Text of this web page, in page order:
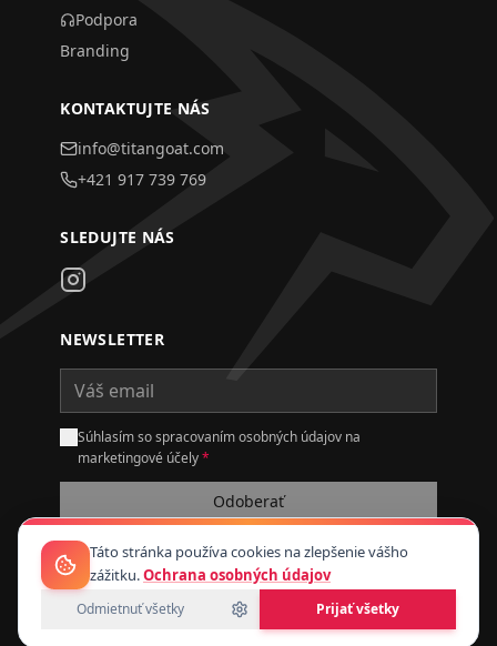
Podpora
Branding
KONTAKTUJTE NÁS
info@titangoat.com
+421 917 739 769
SLEDUJTE NÁS
NEWSLETTER
Súhlasím so spracovaním osobných údajov na
marketingové účely *
Odoberať
Všetky práva vyhradené.
Táto stránka používa cookies na zlepšenie vášho
zážitku.Ochrana osobných údajov
Odmietnuť všetky Prijať všetky